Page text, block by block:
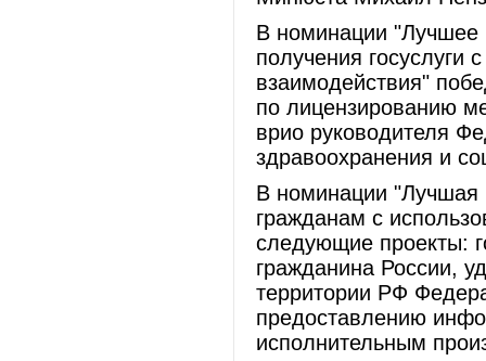
В номинации "Лучшее
получения госуслуги
взаимодействия"
по лицензированию
врио руководителя
здравоохранения и
В номинации "Лучшая
гражданам с
следующие проекты:
гражданина России,
территории РФ
предоставлению
исполнительным